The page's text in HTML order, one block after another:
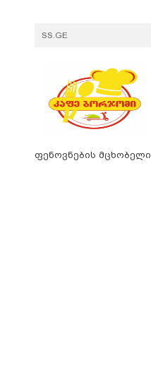
SS.GE
ფენოვნების მცხობელი